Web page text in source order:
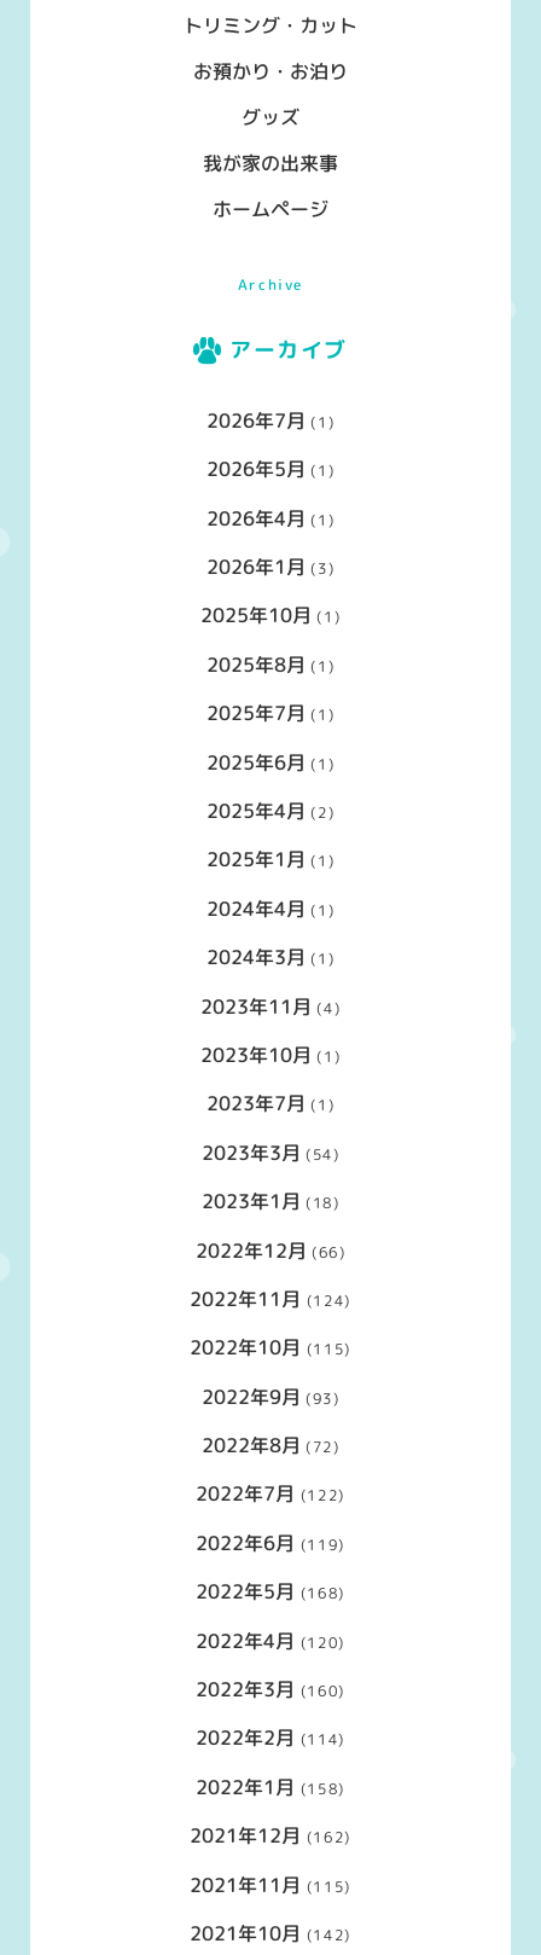
トリミング・カット
お預かり・お泊り
グッズ
我が家の出来事
ホームページ
Archive
アーカイブ
2026年7月 (1)
2026年5月 (1)
2026年4月 (1)
2026年1月 (3)
2025年10月 (1)
2025年8月 (1)
2025年7月 (1)
2025年6月 (1)
2025年4月 (2)
2025年1月 (1)
2024年4月 (1)
2024年3月 (1)
2023年11月 (4)
2023年10月 (1)
2023年7月 (1)
2023年3月 (54)
2023年1月 (18)
2022年12月 (66)
2022年11月 (124)
2022年10月 (115)
2022年9月 (93)
2022年8月 (72)
2022年7月 (122)
2022年6月 (119)
2022年5月 (168)
2022年4月 (120)
2022年3月 (160)
2022年2月 (114)
2022年1月 (158)
2021年12月 (162)
2021年11月 (115)
2021年10月 (142)